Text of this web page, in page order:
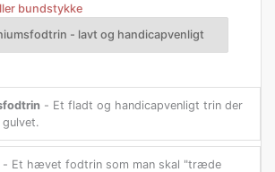
bundstykke
- Et fladt og handicapvenligt trin der
- Et hævet fodtrin som man skal "træde